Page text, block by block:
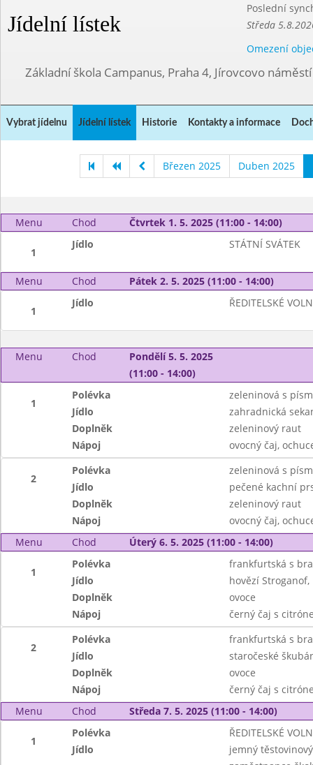
Jídelní lístek
Poslední
Středa
Omezení
Základní škola Campanus, Praha 4, Jírovcovo
Vybrat jídelnu Jídelní lístek Historie Kontakty a informace
Březen 2025 Duben 2025
Menu Chod Čtvrtek 1. 5. 2025 (11:00 - 14:00)
1
Jídlo STÁTNÍ SVÁTEK
Menu Chod Pátek 2. 5. 2025 (11:00 - 14:00)
1
Jídlo ŘEDITELSKÉ
Menu Chod
Pondělí 5. 5. 2025
(11:00 - 14:00)
1
Polévka
zeleninová s
Jídlo
zahradnická
Doplněk
zeleninový raut
Nápoj
ovocný čaj,
2
Polévka
zeleninová s
Jídlo
pečené kachní
Doplněk
zeleninový raut
Nápoj
ovocný čaj,
Menu
Chod Úterý 6. 5. 2025 (11:00 - 14:00)
1
Polévka
frankfurtská s
Jídlo
hovězí
Doplněk
ovoce
Nápoj
černý čaj s
2
Polévka
frankfurtská s
Jídlo
staročeské
Doplněk
ovoce
Nápoj
černý čaj s
Menu
Chod Středa 7. 5. 2025 (11:00 - 14:00)
1
Polévka
ŘEDITELSKÉ
Jídlo
jemný